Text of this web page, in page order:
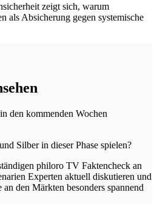
zeigt sich, warum
als Absicherung gegen systemische
den kommenden Wochen
Silber in dieser Phase spielen?
philoro TV Faktencheck an
Experten aktuell diskutieren und
den Märkten besonders spannend